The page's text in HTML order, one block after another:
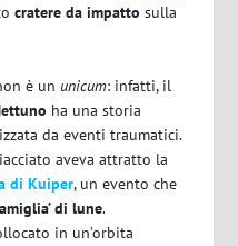
cratere da impatto sulla
è ununicum: infatti, il
ha una storia
da eventi traumatici.
aveva attratto la
di Kuiper, un evento che
di lune.
in un’orbita